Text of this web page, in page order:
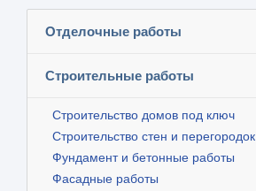
Отделочные работы
Строительные работы
Строительство домов под ключ
Строительство стен и перегородок
Фундамент и бетонные работы
Фасадные работы